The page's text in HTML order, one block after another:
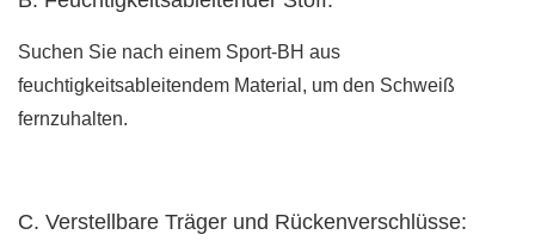
Suchen Sie nach einem Sport-BH aus
feuchtigkeitsableitendem Material, um den Schweiß
fernzuhalten.
C. Verstellbare Träger und Rückenverschlüsse: